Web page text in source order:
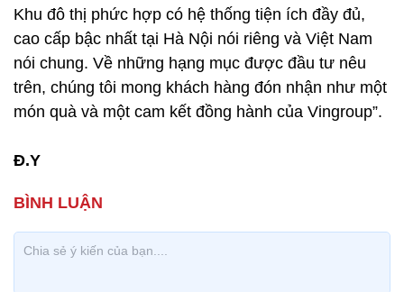
Khu đô thị phức hợp có hệ thống tiện ích đầy đủ,
cao cấp bậc nhất tại Hà Nội nói riêng và Việt Nam
nói chung. Về những hạng mục được đầu tư nêu
trên, chúng tôi mong khách hàng đón nhận như một
món quà và một cam kết đồng hành của Vingroup”.
Đ.Y